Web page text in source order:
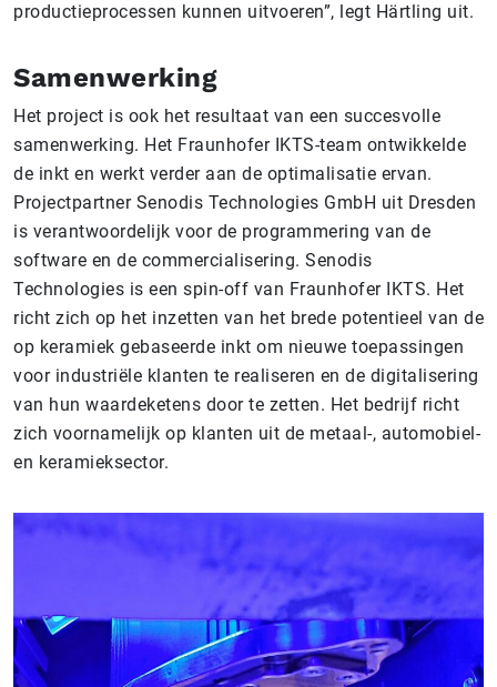
productieprocessen kunnen uitvoeren”, legt Härtling uit.
Samenwerking
Het project is ook het resultaat van een succesvolle
samenwerking. Het Fraunhofer IKTS-team ontwikkelde
de inkt en werkt verder aan de optimalisatie ervan.
Projectpartner Senodis Technologies GmbH uit Dresden
is verantwoordelijk voor de programmering van de
software en de commercialisering. Senodis
Technologies is een spin-off van Fraunhofer IKTS. Het
richt zich op het inzetten van het brede potentieel van de
op keramiek gebaseerde inkt om nieuwe toepassingen
voor industriële klanten te realiseren en de digitalisering
van hun waardeketens door te zetten. Het bedrijf richt
zich voornamelijk op klanten uit de metaal-, automobiel-
en keramieksector.